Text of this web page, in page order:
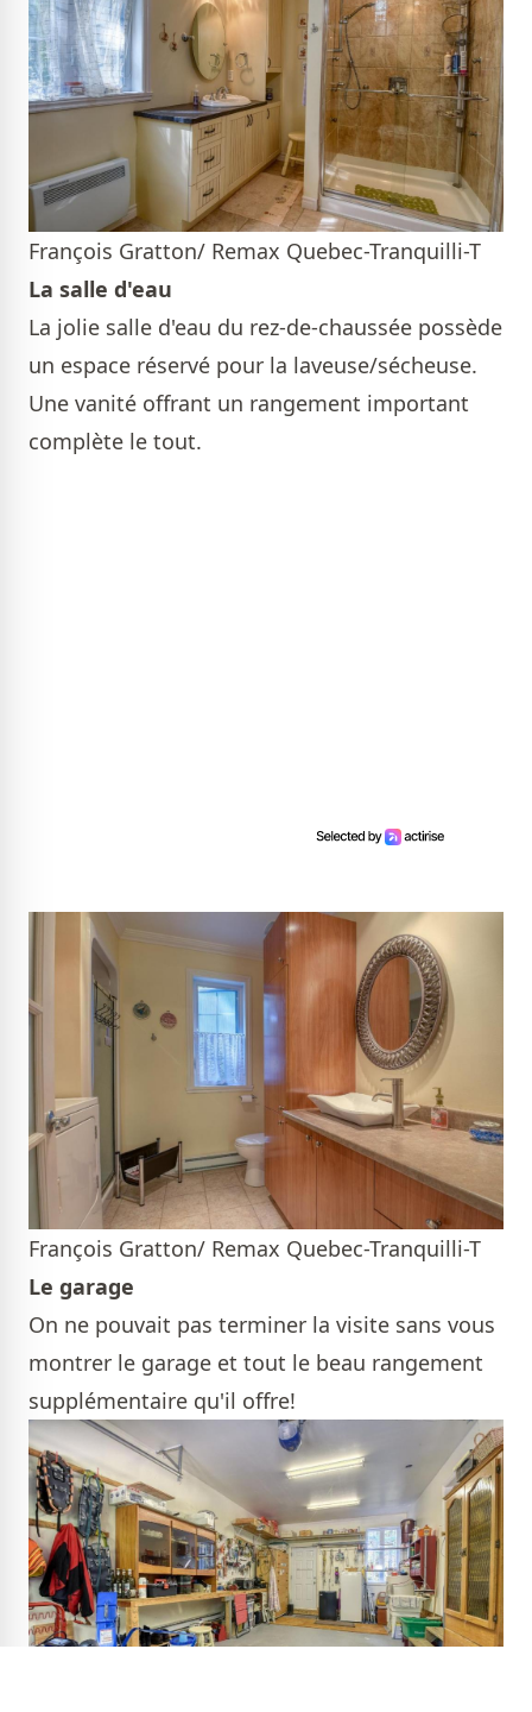
François Gratton/ Remax Quebec-Tranquilli-T
La salle d'eau
La jolie salle d'eau du rez-de-chaussée possède
un espace réservé pour la laveuse/sécheuse.
Une vanité offrant un rangement important
complète le tout.
François Gratton/ Remax Quebec-Tranquilli-T
Le garage
On ne pouvait pas terminer la visite sans vous
montrer le garage et tout le beau rangement
supplémentaire qu'il offre!